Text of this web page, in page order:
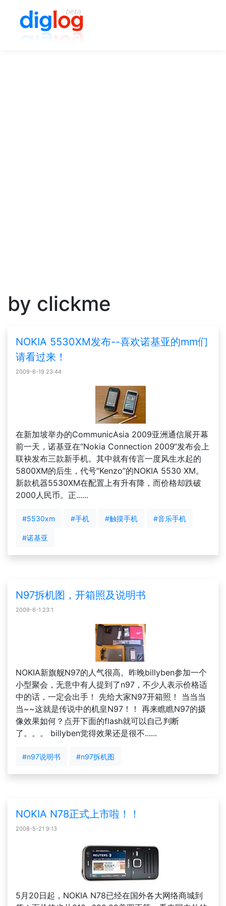
by clickme
NOKIA 5530XM发布--喜欢诺基亚的mm们
请看过来！
2009-6-19 23:44
在新加坡举办的CommunicAsia 2009亚洲通信展开幕
前一天，诺基亚在“Nokia Connection 2009“发布会上
联袂发布三款新手机。其中就有传言一度风生水起的
5800XM的后生，代号“Kenzo”的NOKIA 5530 XM。
新款机器5530XM在配置上有升有降，而价格却跌破
2000人民币。正......
#5530xm #手机 #触摸手机 #音乐手机
#诺基亚
N97拆机图，开箱照及说明书
2009-6-1 23:1
NOKIA新旗舰N97的人气很高。昨晚billyben参加一个
小型聚会，无意中有人提到了n97，不少人表示价格适
中的话，一定会出手！ 先给大家N97开箱照！ 当当当
当~~这就是传说中的机皇N97！！ 再来瞧瞧N97的摄
像效果如何？点开下面的flash就可以自己判断
了。。。 billyben觉得效果还是很不......
#n97说明书 #n97拆机图
NOKIA N78正式上市啦！！
2008-5-21 9:13
5月20日起，NOKIA N78已经在国外各大网络商城到